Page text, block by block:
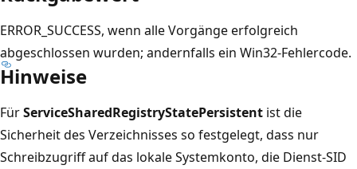
ERROR_SUCCESS, wenn alle Vorgänge erfolgreich
abgeschlossen wurden; andernfalls ein Win32-Fehlercode.
Hinweise
FürServiceSharedRegistryStatePersistent ist die
Sicherheit des Verzeichnisses so festgelegt, dass nur
Schreibzugriff auf das lokale Systemkonto, die Dienst-SID